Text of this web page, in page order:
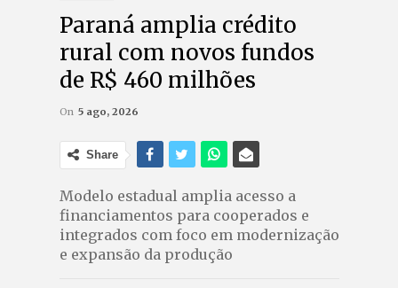
Paraná amplia crédito
rural com novos fundos
de R$ 460 milhões
On 5 ago, 2026
Share
Modelo estadual amplia acesso a
financiamentos para cooperados e
integrados com foco em modernização
e expansão da produção